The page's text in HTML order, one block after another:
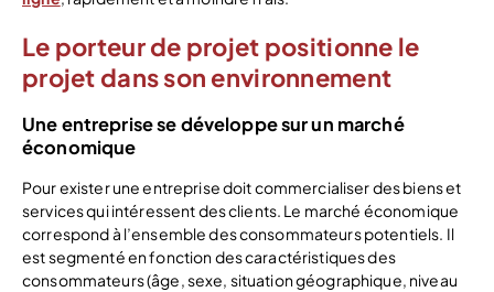
Le porteur de projet positionne le
projet dans son environnement
Une entreprise se développe sur un marché
économique
Pour exister une entreprise doit commercialiser des biens et
services qui intéressent des clients. Le marché économique
correspond à l’ensemble des consommateurs potentiels. Il
est segmenté en fonction des caractéristiques des
consommateurs (âge, sexe, situation géographique, niveau